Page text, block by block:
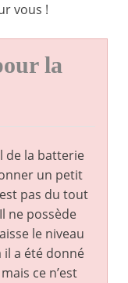
vous !
la
de la batterie
un petit
pas du tout
ne possède
le niveau
il a été donné
ce n’est